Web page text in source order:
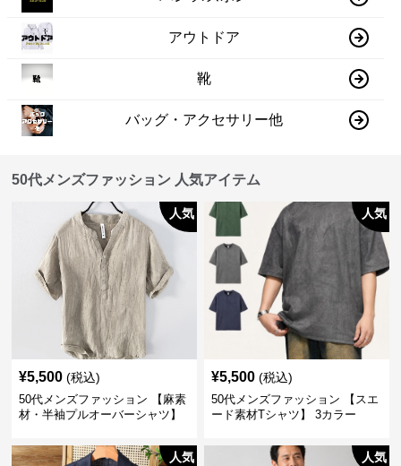
アウトドア
靴
バッグ・アクセサリー他
50代メンズファッション 人気アイテム
人気
¥5,500 (税込)
50代メンズファッション 【麻素
材・半袖プルオーバーシャツ】
人気
¥5,500 (税込)
50代メンズファッション 【スエ
ード素材Tシャツ】 3カラー
人気 人気